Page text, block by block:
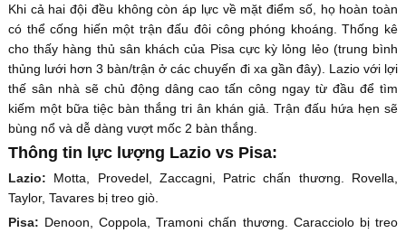
Khi cả hai đội đều không còn áp lực về mặt điểm số, họ hoàn toàn
có thể cống hiến một trận đấu đôi công phóng khoáng. Thống kê
cho thấy hàng thủ sân khách của Pisa cực kỳ lỏng lẻo (trung bình
thủng lưới hơn 3 bàn/trận ở các chuyến đi xa gần đây). Lazio với lợi
thế sân nhà sẽ chủ động dâng cao tấn công ngay từ đầu để tìm
kiếm một bữa tiệc bàn thắng tri ân khán giả. Trận đấu hứa hẹn sẽ
bùng nổ và dễ dàng vượt mốc 2 bàn thắng.
Thông tin lực lượng Lazio vs Pisa:
Lazio: Motta, Provedel, Zaccagni, Patric chấn thương. Rovella,
Taylor, Tavares bị treo giò.
Pisa: Denoon, Coppola, Tramoni chấn thương. Caracciolo bị treo